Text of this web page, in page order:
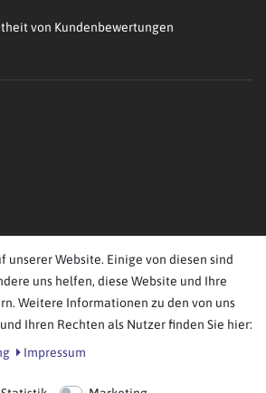
von Kundenbewertungen
unserer Website. Einige von diesen sind
uns helfen, diese Website und Ihre
Weitere Informationen zu den von uns
Ihren Rechten als Nutzer finden Sie hier:
Impressum